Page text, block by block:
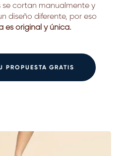
se cortan manualmente y
diseño diferente, por eso
es original y única.
PROPUESTA GRATIS